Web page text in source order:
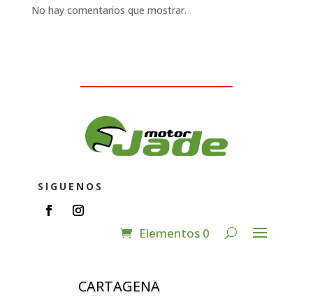
No hay comentarios que mostrar.
SIGUENOS
Elementos 0
CARTAGENA